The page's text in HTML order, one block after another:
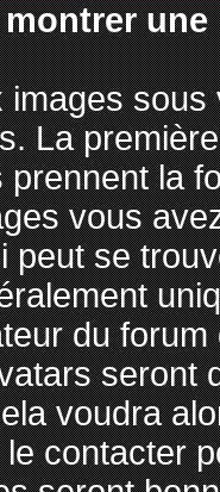
La
la
vous
peut se
du
seront
voudra
contacter